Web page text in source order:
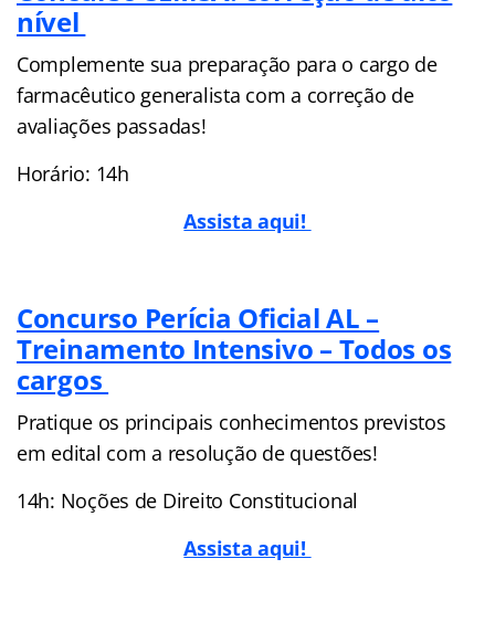
nível
Complemente sua preparação para o cargo de
farmacêutico generalista com a correção de
avaliações passadas!
Horário: 14h
Assista aqui!
Concurso Perícia Oficial AL –
Treinamento Intensivo – Todos os
cargos
Pratique os principais conhecimentos previstos
em edital com a resolução de questões!
14h: Noções de Direito Constitucional
Assista aqui!